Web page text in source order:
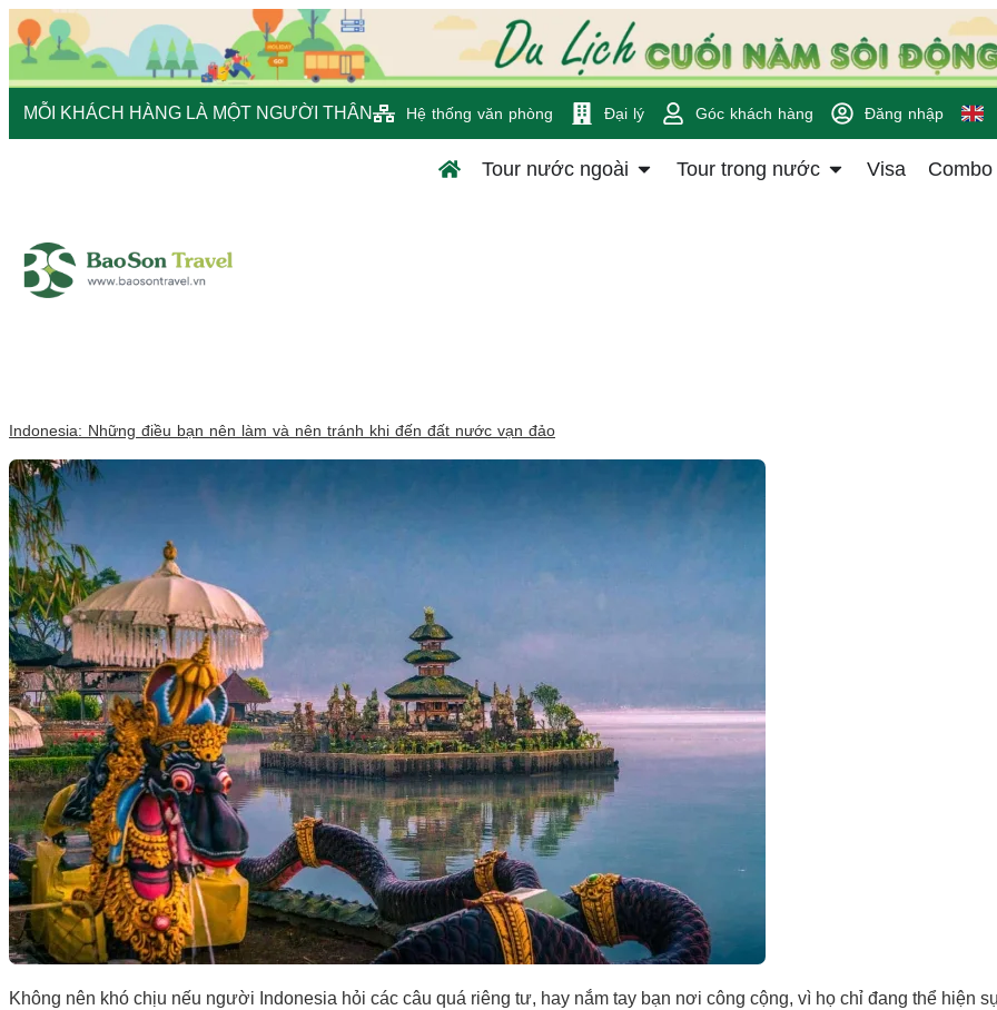
MỖI KHÁCH HÀNG LÀ MỘT NGƯỜI THÂN Hệ thống văn phòng Đại lý Góc khách hàng Đăng nhập
Tour nước ngoài Tour trong nước Visa Combo
Indonesia: Những điều bạn nên làm và nên tránh khi đến đất nước vạn đảo
Không nên khó chịu nếu người Indonesia hỏi các câu quá riêng tư, hay nắm tay bạn nơi công cộng, vì họ chỉ đang thể hiện